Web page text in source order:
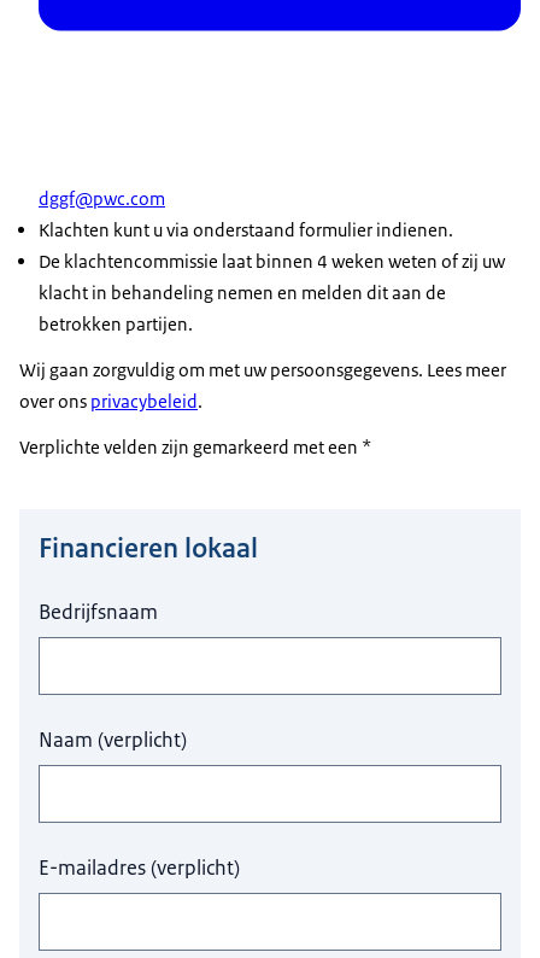
dggf@pwc.com
Klachten kunt u via onderstaand formulier indienen.
De klachtencommissie laat binnen 4 weken weten of zij uw
klacht in behandeling nemen en melden dit aan de
betrokken partijen.
Wij gaan zorgvuldig om met uw persoonsgegevens. Lees meer
over ons privacybeleid.
Verplichte velden zijn gemarkeerd met een *
Financieren lokaal
Bedrijfsnaam
Naam (verplicht)
E-mailadres(verplicht)
Hier niets invullen a.u.b.